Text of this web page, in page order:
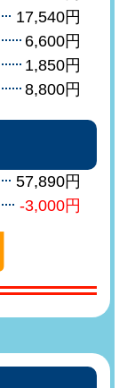
17,540円
6,600円
1,850円
8,800円
57,890円
-3,000円